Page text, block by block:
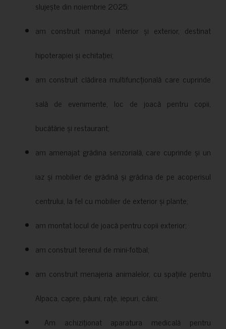
slujește din noiembrie 2025;
am construit manejul interior și exterior, destinat
hipoterapiei și echitației;
am construit clădirea multifuncțională care cuprinde
sală de evenimente, loc de joacă pentru copii,
bucătărie și restaurant;
am amenajat grădina senzorială, care cuprinde și un
iaz și mobilier de grădină și grădina de pe acoperisul
centrului, la fel cu mobilier de exterior și plante;
am montat locul de joacă pentru copii exterior;
am construit terenul de mini-fotbal;
am construit menajeria animalelor, cu spațiile pentru
Alpaca, capre, păuni, rațe, iepuri, câini;
Am achiziționat aparatura medicală pentru